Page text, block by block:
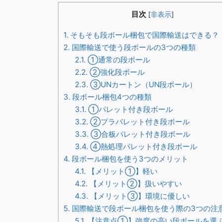
目次 [非表示]
1. そもそも段ボール梱包で国際輸送はできる？
2. 国際輸送で使う段ボールの3つの種類
2.1. ①通常の段ボール
2.2. ②強化段ボール
2.3. ③UNカートン（UN段ボール）
3. 段ボール梱包4つの種類
3.1. ①パレット付き段ボール
3.2. ②プラパレット付き段ボール
3.3. ③合板パレット付き段ボール
3.4. ④熱処理パレット付き段ボール
4. 段ボール梱包を使う3つのメリット
4.1. 【メリット①】軽い
4.2. 【メリット②】扱いやすい
4.3. 【メリット③】環境に優しい
5. 国際輸送で段ボール梱包を使う際の3つの注